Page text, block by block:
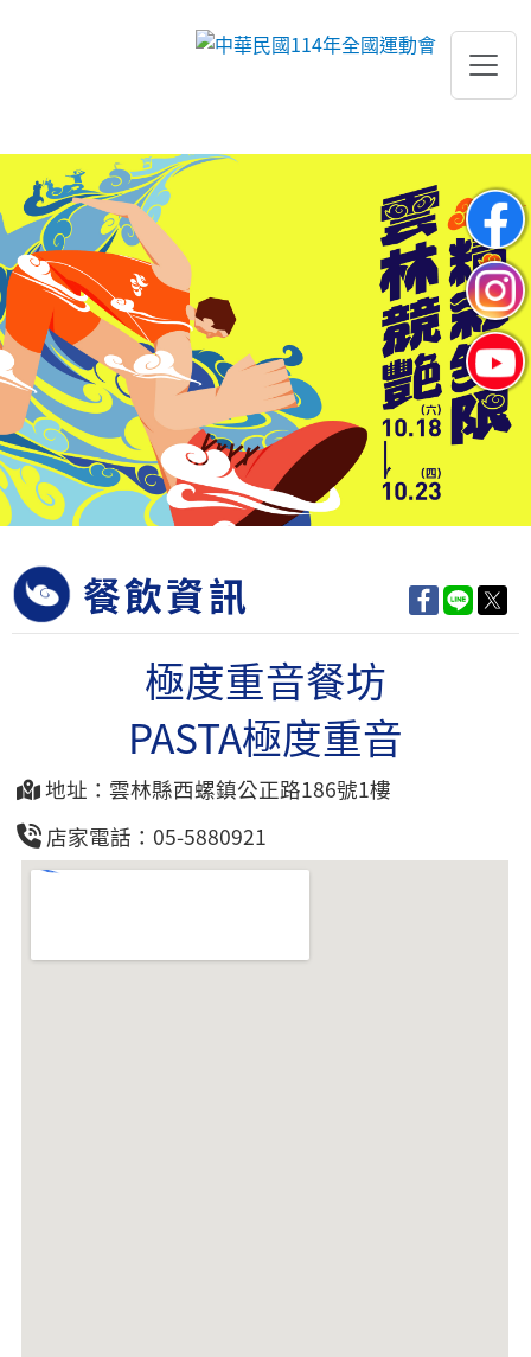
跳到主要內容
餐飲資訊
極度重音餐坊
PASTA極度重音
地址：雲林縣西螺鎮公正路186號1樓
店家電話：05-5880921